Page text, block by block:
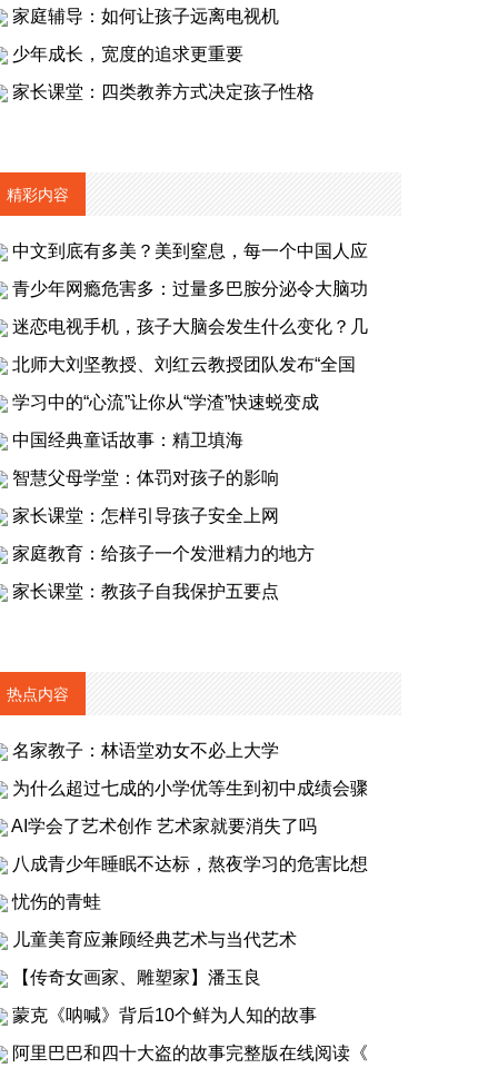
家庭辅导：如何让孩子远离电视机
少年成长，宽度的追求更重要
家长课堂：四类教养方式决定孩子性格
精彩内容
中文到底有多美？美到窒息，每一个中国人应
青少年网瘾危害多：过量多巴胺分泌令大脑功
迷恋电视手机，孩子大脑会发生什么变化？几
北师大刘坚教授、刘红云教授团队发布“全国
学习中的“心流”让你从“学渣”快速蜕变成
中国经典童话故事：精卫填海
智慧父母学堂：体罚对孩子的影响
家长课堂：怎样引导孩子安全上网
家庭教育：给孩子一个发泄精力的地方
家长课堂：教孩子自我保护五要点
热点内容
名家教子：林语堂劝女不必上大学
为什么超过七成的小学优等生到初中成绩会骤
AI学会了艺术创作 艺术家就要消失了吗
八成青少年睡眠不达标，熬夜学习的危害比想
忧伤的青蛙
儿童美育应兼顾经典艺术与当代艺术
【传奇女画家、雕塑家】潘玉良
蒙克《呐喊》背后10个鲜为人知的故事
阿里巴巴和四十大盗的故事完整版在线阅读《